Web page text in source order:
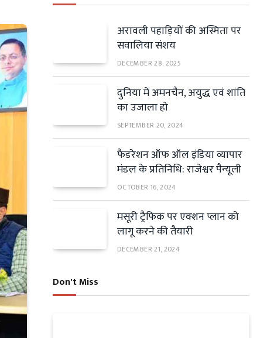
अरावली पहाड़ियों की अस्मिता पर
सवालिया संशय
DECEMBER 28, 2025
दुनिया में अमनचैन, अयुद्ध एवं शांति
का उजाला हो
SEPTEMBER 20, 2024
फैडरेशन ऑफ ऑल इंडिया व्यापार
मंडल के प्रतिनिधि: राजेश्वर पैन्यूली
OCTOBER 16, 2024
मसूरी ट्रैफिक पर एक्शन प्लान को
लागू करने की तैयारी
DECEMBER 21, 2024
Don't Miss